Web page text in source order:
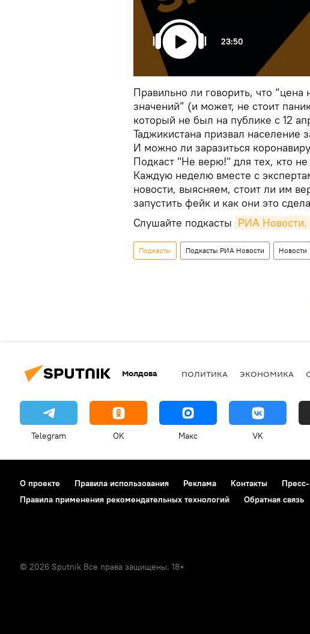
23:50
Правильно ли говорить, что
значений” (и может, не стоит
который не был на публике с 12
Таджикистана призвал население
И можно ли заразиться
Подкаст "Не верю!" для тех, кто
Каждую неделю вместе с
новости, выясняем, стоит ли им
запустить фейк и как они это
Слушайте подкасты РИА Новости.
Подкасты Подкасты РИА Новости Новости
Молдова ПОЛИТИКА ЭКОНОМИКА
Telegram OK Макс VK
О проекте Правила использования Реклама Контакты
Правила применения рекомендательных технологий
Обратная связь
© 2026 Sputnik Все права защищены. 18+